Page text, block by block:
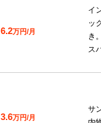
6.2万円/月
イ
ッ
き
ス
3.6万円/月
サ